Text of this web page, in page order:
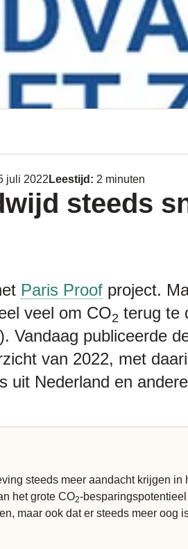
juli 2022 Leestijd: 2 minuten
steeds
Paris Proof project.
veel om CO2 terug te
Vandaag publiceerde
van 2022, met
uit Nederland en
steeds meer aandacht krijgen in
het grote CO2-
maar ook dat er steeds meer oog